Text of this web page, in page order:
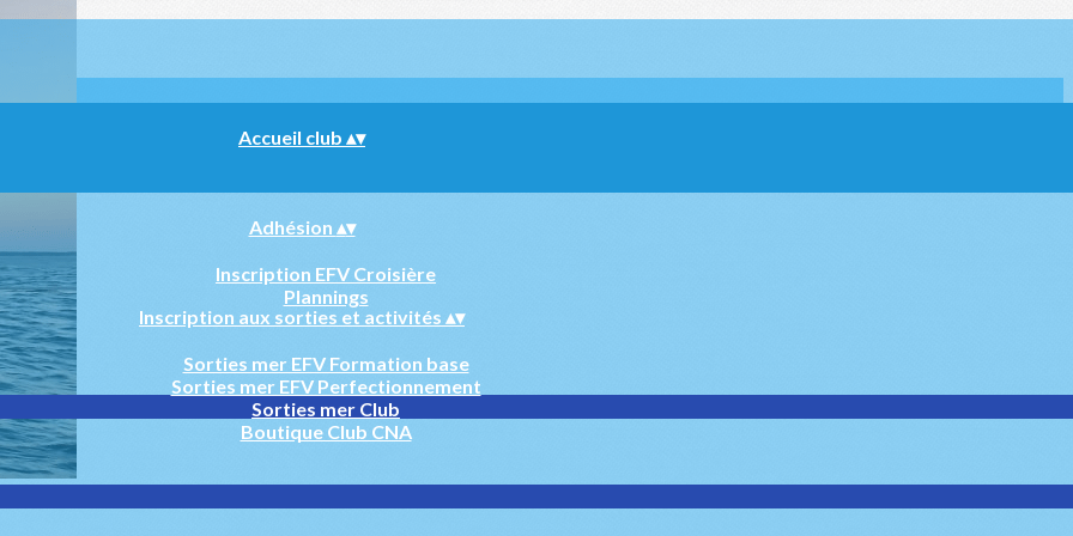
Accueil club ▴▾
Adhésion ▴▾
Inscription EFV Croisière
Plannings
Inscription aux sorties et activités ▴▾
Sorties mer EFV Formation base
Sorties mer EFV Perfectionnement
Sorties mer Club
Boutique Club CNA